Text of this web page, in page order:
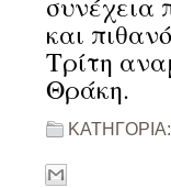
και
Τρίτη
Θράκη.
ΚΑΤΗΓΟΡΙΑ: